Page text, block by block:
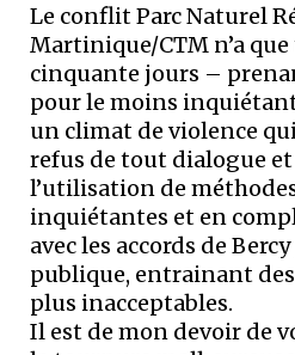
Le conflit Parc Naturel
Martinique/CTM n’a
cinquante jours –
pour le moins
un climat de violence
refus de tout dialogue
l’utilisation de
inquiétantes et en
avec les accords de
publique, entrainant
plus inacceptables.
Il est de mon devoir de